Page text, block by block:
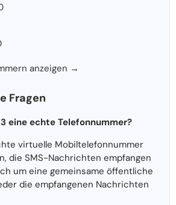
anzeigen →
Fragen
eine echte Telefonnummer?
virtuelle Mobiltelefonnummer
die SMS-Nachrichten empfangen
um eine gemeinsame öffentliche
die empfangenen Nachrichten